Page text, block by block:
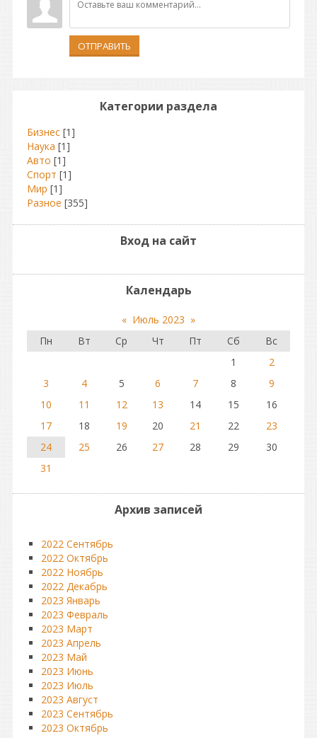
ОТПРАВИТЬ
Категории раздела
Бизнес [1]
Наука [1]
Авто [1]
Спорт [1]
Мир [1]
Разное [355]
Вход на сайт
Календарь
« Июль 2023 »
Пн
Вт Ср Чт Пт Сб
Вс
1
2
3
4 5 6 7 8
9
10
11 12 13 14 15
16
17
18 19 20 21 22
23
24
25 26 27 28 29
30
31
Архив записей
2022 Сентябрь
2022 Октябрь
2022 Ноябрь
2022 Декабрь
2023 Январь
2023 Февраль
2023 Март
2023 Апрель
2023 Май
2023 Июнь
2023 Июль
2023 Август
2023 Сентябрь
2023 Октябрь